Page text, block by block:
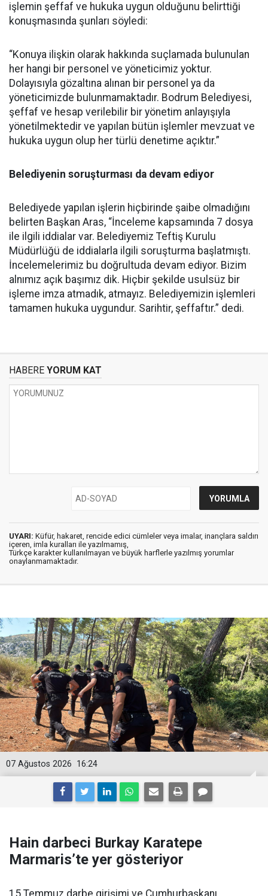
işlemin şeffaf ve hukuka uygun olduğunu belirttiği
konuşmasında şunları söyledi:
“Konuya ilişkin olarak hakkında suçlamada bulunulan
her hangi bir personel ve yöneticimiz yoktur.
Dolayısıyla gözaltına alınan bir personel ya da
yöneticimizde bulunmamaktadır. Bodrum Belediyesi,
şeffaf ve hesap verilebilir bir yönetim anlayışıyla
yönetilmektedir ve yapılan bütün işlemler mevzuat ve
hukuka uygun olup her türlü denetime açıktır.”
Belediyenin soruşturması da devam ediyor
Belediyede yapılan işlerin hiçbirinde şaibe olmadığını
belirten Başkan Aras, “İnceleme kapsamında 7 dosya
ile ilgili iddialar var. Belediyemiz Teftiş Kurulu
Müdürlüğü de iddialarla ilgili soruşturma başlatmıştı.
İncelemelerimiz bu doğrultuda devam ediyor. Bizim
alnımız açık başımız dik. Hiçbir şekilde usulsüz bir
işleme imza atmadık, atmayız. Belediyemizin işlemleri
tamamen hukuka uygundur. Sarihtir, şeffaftır.” dedi.
HABERE YORUM KAT
UYARI: Küfür, hakaret, rencide edici cümleler veya imalar, inançlara saldırı
içeren, imla kuralları ile yazılmamış,
Türkçe karakter kullanılmayan ve büyük harflerle yazılmış yorumlar
onaylanmamaktadır.
16:24
07 Ağustos 2026
Hain darbeci Burkay Karatepe
Marmaris’te yer gösteriyor
15 Temmuz darbe girişimi ve Cumhurbaşkanı